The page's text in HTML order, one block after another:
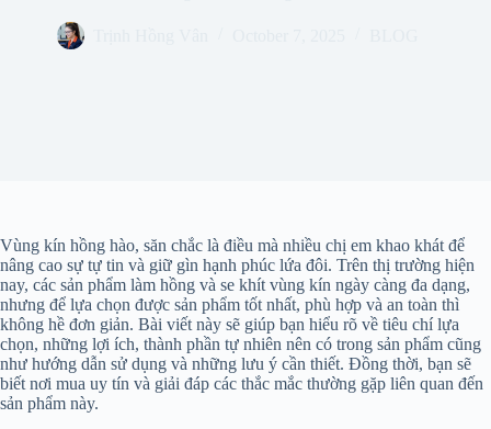
Vùng kín hồng hào, săn chắc là điều mà nhiều chị em khao khát để
nâng cao sự tự tin và giữ gìn hạnh phúc lứa đôi. Trên thị trường hiện
nay, các sản phẩm làm hồng và se khít vùng kín ngày càng đa dạng,
nhưng để lựa chọn được sản phẩm tốt nhất, phù hợp và an toàn thì
không hề đơn giản. Bài viết này sẽ giúp bạn hiểu rõ về tiêu chí lựa
chọn, những lợi ích, thành phần tự nhiên nên có trong sản phẩm cũng
như hướng dẫn sử dụng và những lưu ý cần thiết. Đồng thời, bạn sẽ
biết nơi mua uy tín và giải đáp các thắc mắc thường gặp liên quan đến
sản phẩm này.